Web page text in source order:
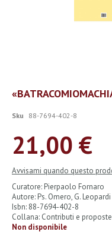
Vai
all'inizio
galleria
immagini
Sku 88-7694-402-8
21,00 €
Avvisami quando questo
Curatore: Pierpaolo Fornaro
Autore: Ps. Omero, G. Leopardi
Isbn: 88-7694-402-8
Collana: Contributi e
Non disponibile